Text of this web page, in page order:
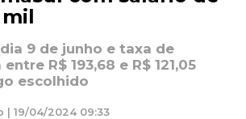
mil
9 de junho e taxa de
R$ 193,68 e R$ 121,05
escolhido
| 19/04/2024 09:33